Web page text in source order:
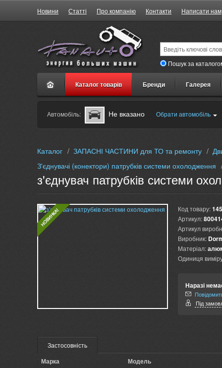
Новини Статті Про компанію Контакти Написати нам
Пошук за
Каталог товарів Бренди Галерея
Автомобіль: Не вказано Обрати автомобіль
Каталог / ЗАПАСНІ ЧАСТИНИ для ТО та ремонту /
З'єднувачі (конектори) патрубків системи охолодження
з'єднувач патрубків системи
Код товару:
Артикул:
Артикул
Виробник:
Матеріал:
Одиниця
Наразі
Під
Застосовність
Марка Модель